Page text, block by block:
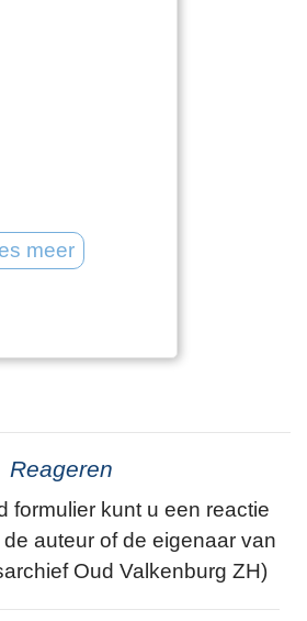
meer
Reageren
formulier kunt u een reactie
auteur of de eigenaar van
Oud Valkenburg ZH)